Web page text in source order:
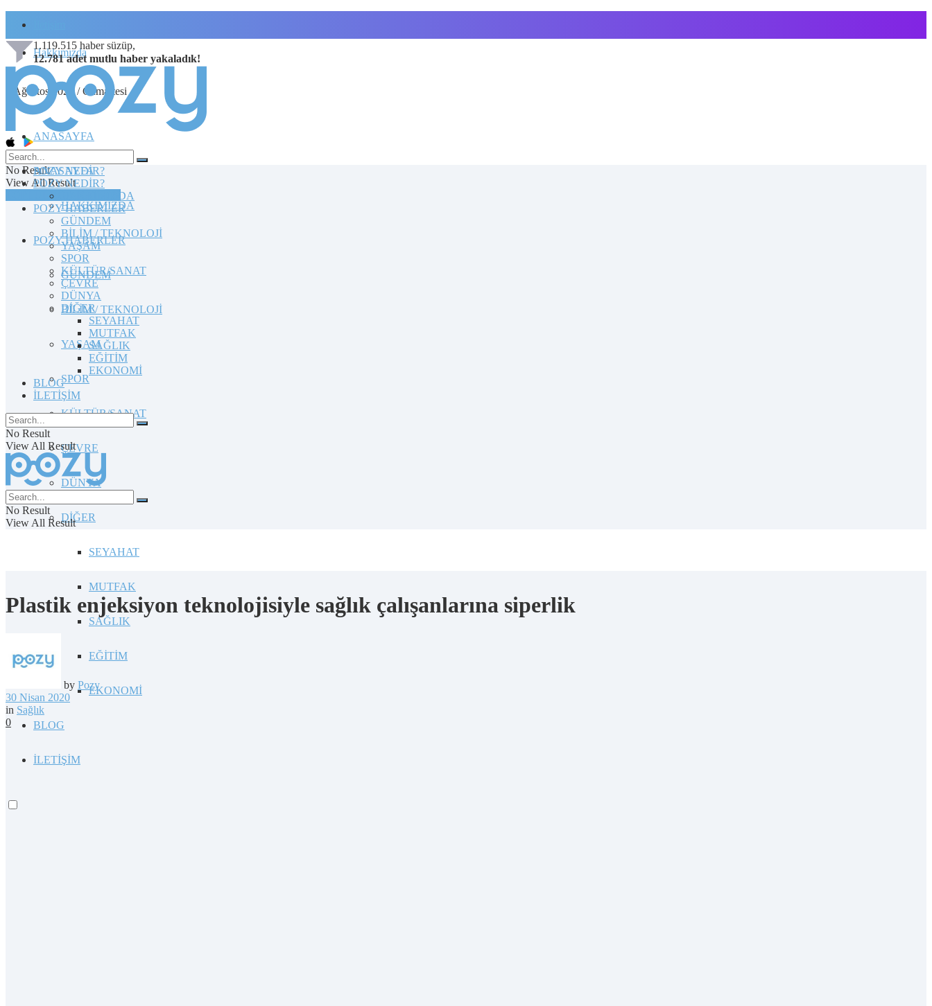
Hakkımızda
8 Ağustos 2026 / Cumartesi
1.119.515 haber süzüp,
12.781 adet mutlu haber yakaladık!
No Result
View All Result
TOPLULUĞA KATILIN
ANASAYFA
POZY NEDİR?
HAKKIMIZDA
POZY HABERLER
GÜNDEM
BİLİM / TEKNOLOJİ
YAŞAM
SPOR
KÜLTÜR/SANAT
ÇEVRE
DÜNYA
DİĞER
SEYAHAT
MUTFAK
SAĞLIK
EĞİTİM
EKONOMİ
BLOG
İLETİŞİM
ANASAYFA
POZY NEDİR?
HAKKIMIZDA
POZY HABERLER
GÜNDEM
BİLİM / TEKNOLOJİ
YAŞAM
SPOR
KÜLTÜR/SANAT
ÇEVRE
DÜNYA
DİĞER
SEYAHAT
MUTFAK
SAĞLIK
EĞİTİM
EKONOMİ
BLOG
İLETİŞİM
No Result
View All Result
No Result
View All Result
Plastik enjeksiyon teknolojisiyle sağlık çalışanlarına siperlik
by Pozy
30 Nisan 2020
in Sağlık
0